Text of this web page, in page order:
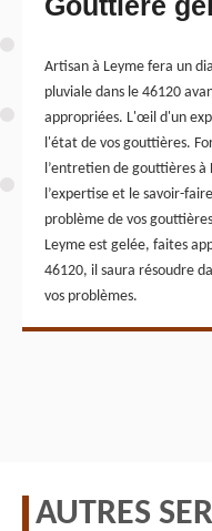
Artisan à Leyme fera un
pluviale dans le 46120
appropriées. L'œil d'un
l'état de vos gouttières.
l’entretien de gouttières
l’expertise et le savoir-
problème de vos
Leyme est gelée, faites
46120, il saura résoudre
vos problèmes.
AUTRES